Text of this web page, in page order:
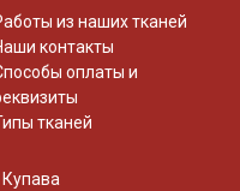
из наших тканей
контакты
оплаты и
тканей
Купава